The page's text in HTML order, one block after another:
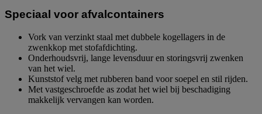
Speciaal voor afvalcontainers
Vork van verzinkt staal met dubbele kogellagers in de
zwenkkop met stofafdichting.
Onderhoudsvrij, lange levensduur en storingsvrij zwenken
van het wiel.
Kunststof velg met rubberen band voor soepel en stil rijden.
Met vastgeschroefde as zodat het wiel bij beschadiging
makkelijk vervangen kan worden.